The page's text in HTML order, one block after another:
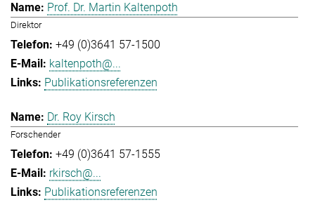
Prof. Dr. Martin Kaltenpoth
Direktor
+49 (0)3641 57-1500
kaltenpoth@...
Publikationsreferenzen
Dr. Roy Kirsch
Forschender
+49 (0)3641 57-1555
rkirsch@...
Publikationsreferenzen